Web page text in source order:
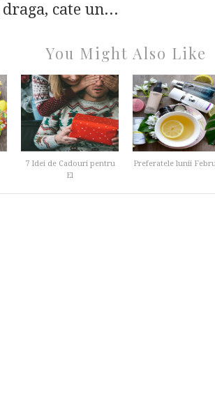
cate un...
You Might Also Like
7 Idei de Cadouri pentru
El
Preferatele lunii